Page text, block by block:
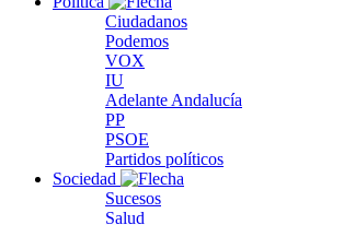
Ciudadanos
Podemos
VOX
IU
Adelante Andalucía
PP
PSOE
Partidos políticos
Sociedad
Sucesos
Salud